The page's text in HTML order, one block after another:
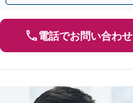
電話でお問い合わせ